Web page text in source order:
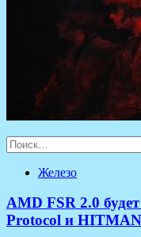
Найти:
Железо
AMD FSR 2.0
Protocol и